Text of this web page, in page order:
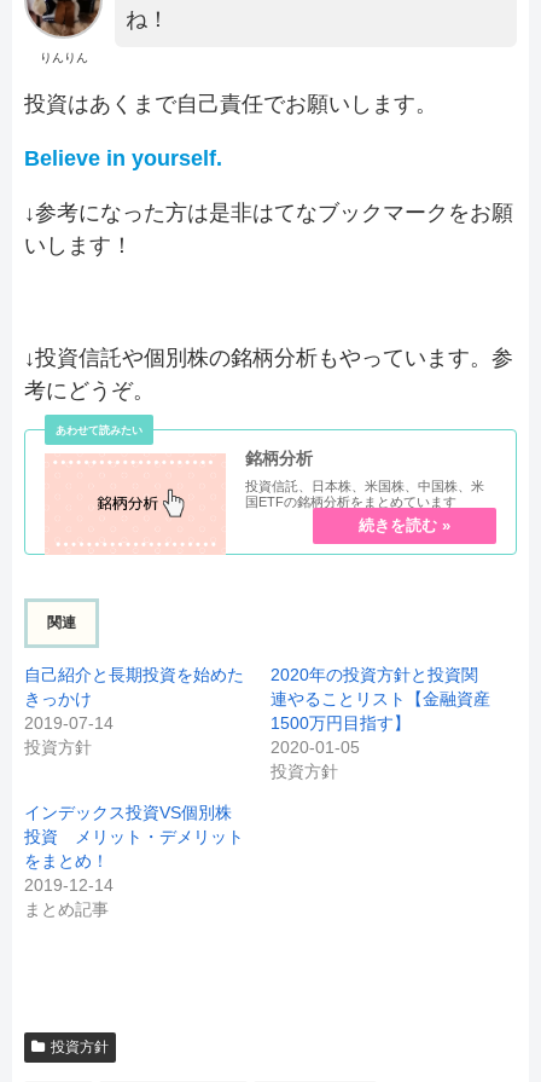
りんりん
ね！
投資はあくまで自己責任でお願いします。
Believe in yourself.
↓参考になった方は是非はてなブックマークをお願
いします！
↓投資信託や個別株の銘柄分析もやっています。参
考にどうぞ。
銘柄分析
投資信託、日本株、米国株、中国株、米
国ETFの銘柄分析をまとめています
関連
自己紹介と長期投資を始めた
きっかけ
2019-07-14
投資方針
2020年の投資方針と投資関
連やることリスト【金融資産
1500万円目指す】
2020-01-05
投資方針
インデックス投資VS個別株
投資 メリット・デメリット
をまとめ！
2019-12-14
まとめ記事
投資方針